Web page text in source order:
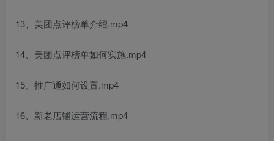
13、美团点评榜单介绍.mp4
14、美团点评榜单如何实施.mp4
15、推广通如何设置.mp4
16、新老店铺运营流程.mp4